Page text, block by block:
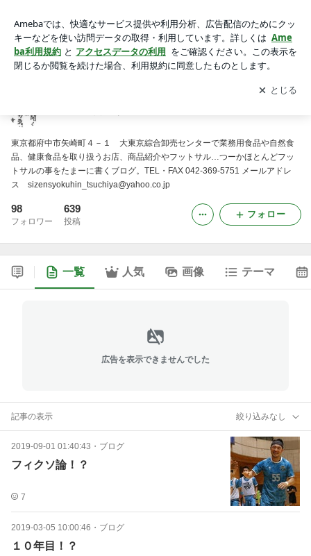
アプリをダウンロードして ブログの更新通知
を受け取りまし
ょう。
開く
東京都府中市矢崎町４－１ 大東京綜合卸売センターで業務用食品や自然食
品、健康食品を取り扱うお店、商品紹介やフットサル…つーかほとんどフッ
トサルの事をたまーに書くブログ。TEL・FAX 042-369-5751 メールアドレ
ス sizensyokuhin_tsuchiya@yahoo.co.jp
98
フォロワー
639
投稿
フォロー
一覧 人気 画像 テーマ
広告を表示できませんでした
記事の表示 絞り込みなし
2019-09-01 01:40:43 ・ ブログ
フィクソ論！？
7
2019-03-05 10:00:46 ・ ブログ
１０年目！？